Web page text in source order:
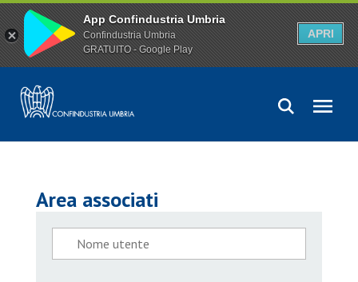
Area associati
App Confindustria Umbria
Confindustria Umbria
GRATUITO - Google Play
APRI